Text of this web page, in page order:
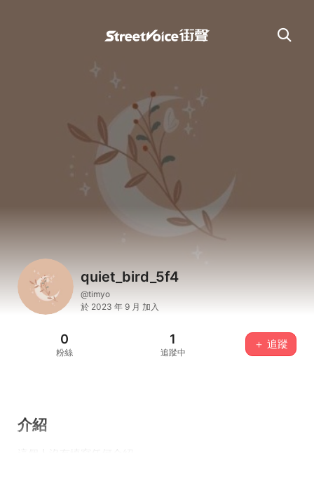
quiet_bird_5f4
@timyo
於 2023 年 9 月 加入
0
粉絲
1
追蹤中
＋ 追蹤
介紹